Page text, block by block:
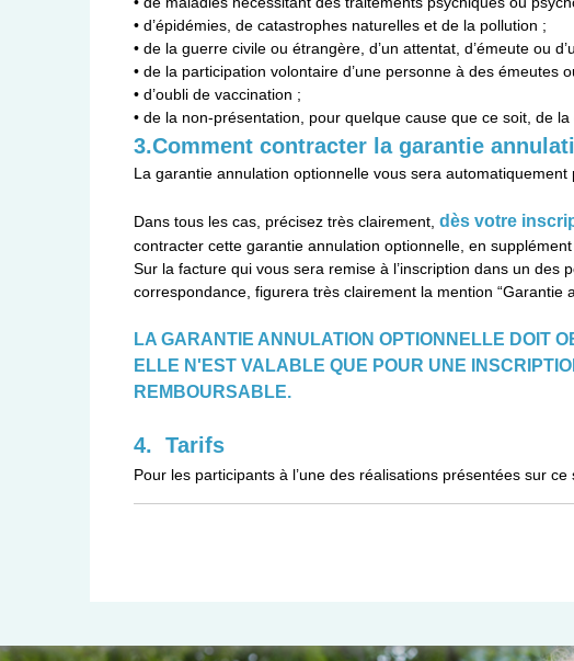
• d’épidémies, de catastrophes naturelles et de la pollution ;
• de la guerre civile ou étrangère, d’un attentat, d’émeute ou
• de la participation volontaire d’une personne à des émeutes
• d’oubli de vaccination ;
• de la non-présentation, pour quelque cause que ce soit, de la
3.Comment contracter la garantie
La garantie annulation optionnelle vous sera
Dans tous les cas, précisez très clairement, dès votre
contracter cette garantie annulation optionnelle, en supplément
Sur la facture qui vous sera remise à l’inscription dans un
correspondance, figurera très clairement la mention “Garantie
LA GARANTIE ANNULATION OPTIONNELLE DOIT
ELLE N'EST VALABLE QUE POUR UNE
REMBOURSABLE.
4. Tarifs
Pour les participants à l’une des réalisations présentées sur ce